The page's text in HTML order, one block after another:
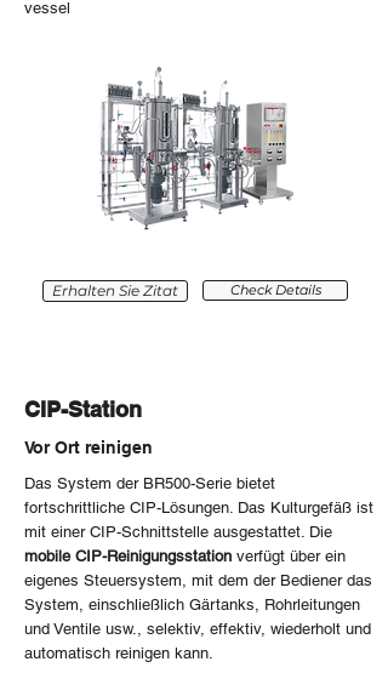
vessel
Erhalten Sie Zitat Check Details
CIP-Station
Vor Ort reinigen
Das System der BR500-Serie bietet
fortschrittliche CIP-Lösungen. Das Kulturgefäß ist
mit einer CIP-Schnittstelle ausgestattet. Die
mobile CIP-Reinigungsstation verfügt über ein
eigenes Steuersystem, mit dem der Bediener das
System, einschließlich Gärtanks, Rohrleitungen
und Ventile usw., selektiv, effektiv, wiederholt und
automatisch reinigen kann.